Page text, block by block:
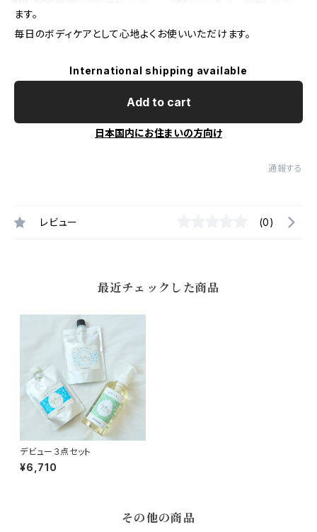
ます。
毎日のボディケアとして心地よくお使いいただけます。
International shipping available
Add to cart
日本国内にお住まいの方向け
通報する
レビュー (0)
最近チェックした商品
デビュー３点セット
¥6,710
その他の商品